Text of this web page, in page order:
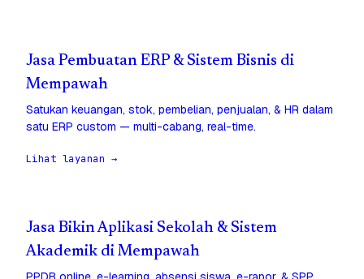
Jasa Pembuatan ERP & Sistem Bisnis di
Mempawah
Satukan keuangan, stok, pembelian, penjualan, & HR dalam
satu ERP custom — multi-cabang, real-time.
Lihat layanan →
Jasa Bikin Aplikasi Sekolah & Sistem
Akademik di Mempawah